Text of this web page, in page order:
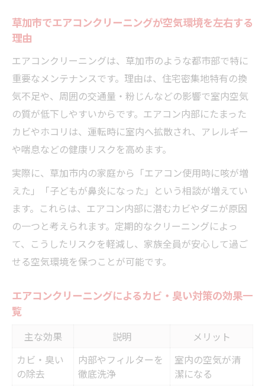
草加市で広がるエアコンクリーニングの新
常識
カビ・臭いを防ぐためのエアコンクリーニ
ング習慣チェックリスト
エアコンクリーニングはどれくらいの頻度
家族構成やライフスタイル別おすすめ習慣
自分でできるケアとプロ依頼の違いを徹底
解説
家族の健康維持を目指すなら専門清掃が安心
エアコンクリーニングが健康対策に有効な
専門業者によるクリーニングと自己流の違
赤ちゃんや高齢者がいる家庭の注意ポイン
ト一覧
健康被害を防ぐエアコンクリーニング必要
草加市でエアコンクリーニングが空気環境を左右する
理由
エアコンクリーニングは、草加市のような都市部で特に
重要なメンテナンスです。理由は、住宅密集地特有の換
気不足や、周囲の交通量・粉じんなどの影響で室内空気
の質が低下しやすいからです。エアコン内部にたまった
カビやホコリは、運転時に室内へ拡散され、アレルギー
や喘息などの健康リスクを高めます。
実際に、草加市内の家庭から「エアコン使用時に咳が増
えた」「子どもが鼻炎になった」という相談が増えてい
ます。これらは、エアコン内部に潜むカビやダニが原因
の一つと考えられます。定期的なクリーニングによっ
て、こうしたリスクを軽減し、家族全員が安心して過ご
せる空気環境を保つことが可能です。
エアコンクリーニングによるカビ・臭い対策の効果一
覧
主な効果 説明
メリット
カビ・臭い
の除去
内部やフィルターを
徹底洗浄
室内の空気が清
潔になる